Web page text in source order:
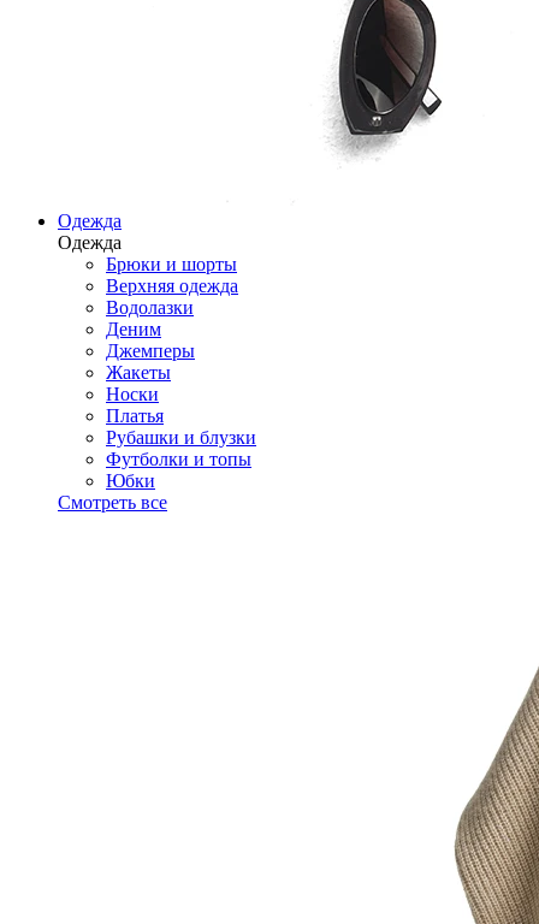
Одежда
Одежда
Брюки и шорты
Верхняя одежда
Водолазки
Деним
Джемперы
Жакеты
Носки
Платья
Рубашки и блузки
Футболки и топы
Юбки
Смотреть все